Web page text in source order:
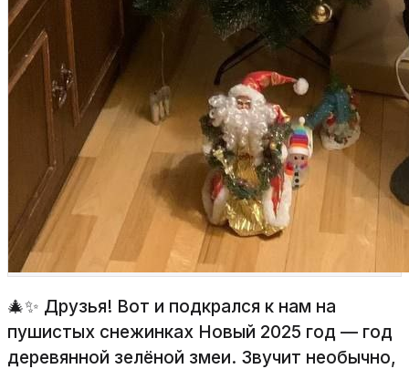
🎄✨ Друзья! Вот и подкрался к нам на
пушистых снежинках Новый 2025 год — год
деревянной зелёной змеи. Звучит необычно,